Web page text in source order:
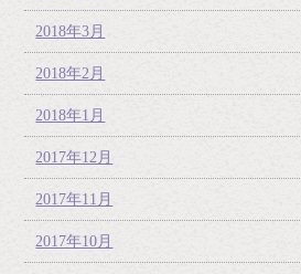
2018年3月
2018年2月
2018年1月
2017年12月
2017年11月
2017年10月